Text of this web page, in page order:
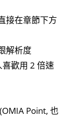
接在章節下方
解析度
歡用 2 倍速
Point, 也